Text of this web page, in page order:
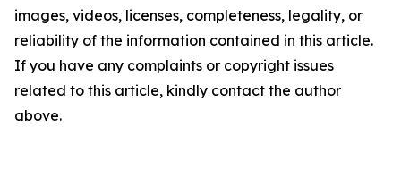
images, videos, licenses, completeness, legality, or
reliability of the information contained in this article.
If you have any complaints or copyright issues
related to this article, kindly contact the author
above.